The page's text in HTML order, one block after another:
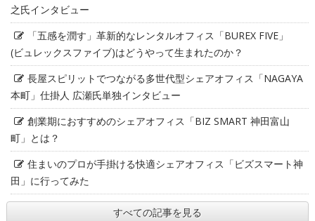
之氏インタビュー
「五感を潤す」革新的なレンタルオフィス「BUREX FIVE」
(ビュレックスファイブ)はどうやって生まれたのか？
長屋スピリットでつながる多世代型シェアオフィス「NAGAYA
本町」仕掛人 広瀬氏単独インタビュー
創業期におすすめのシェアオフィス「BIZ SMART 神田富山
町」とは？
住まいのプロが手掛ける快適シェアオフィス「ビズスマート神
田」に行ってみた
すべての記事を見る